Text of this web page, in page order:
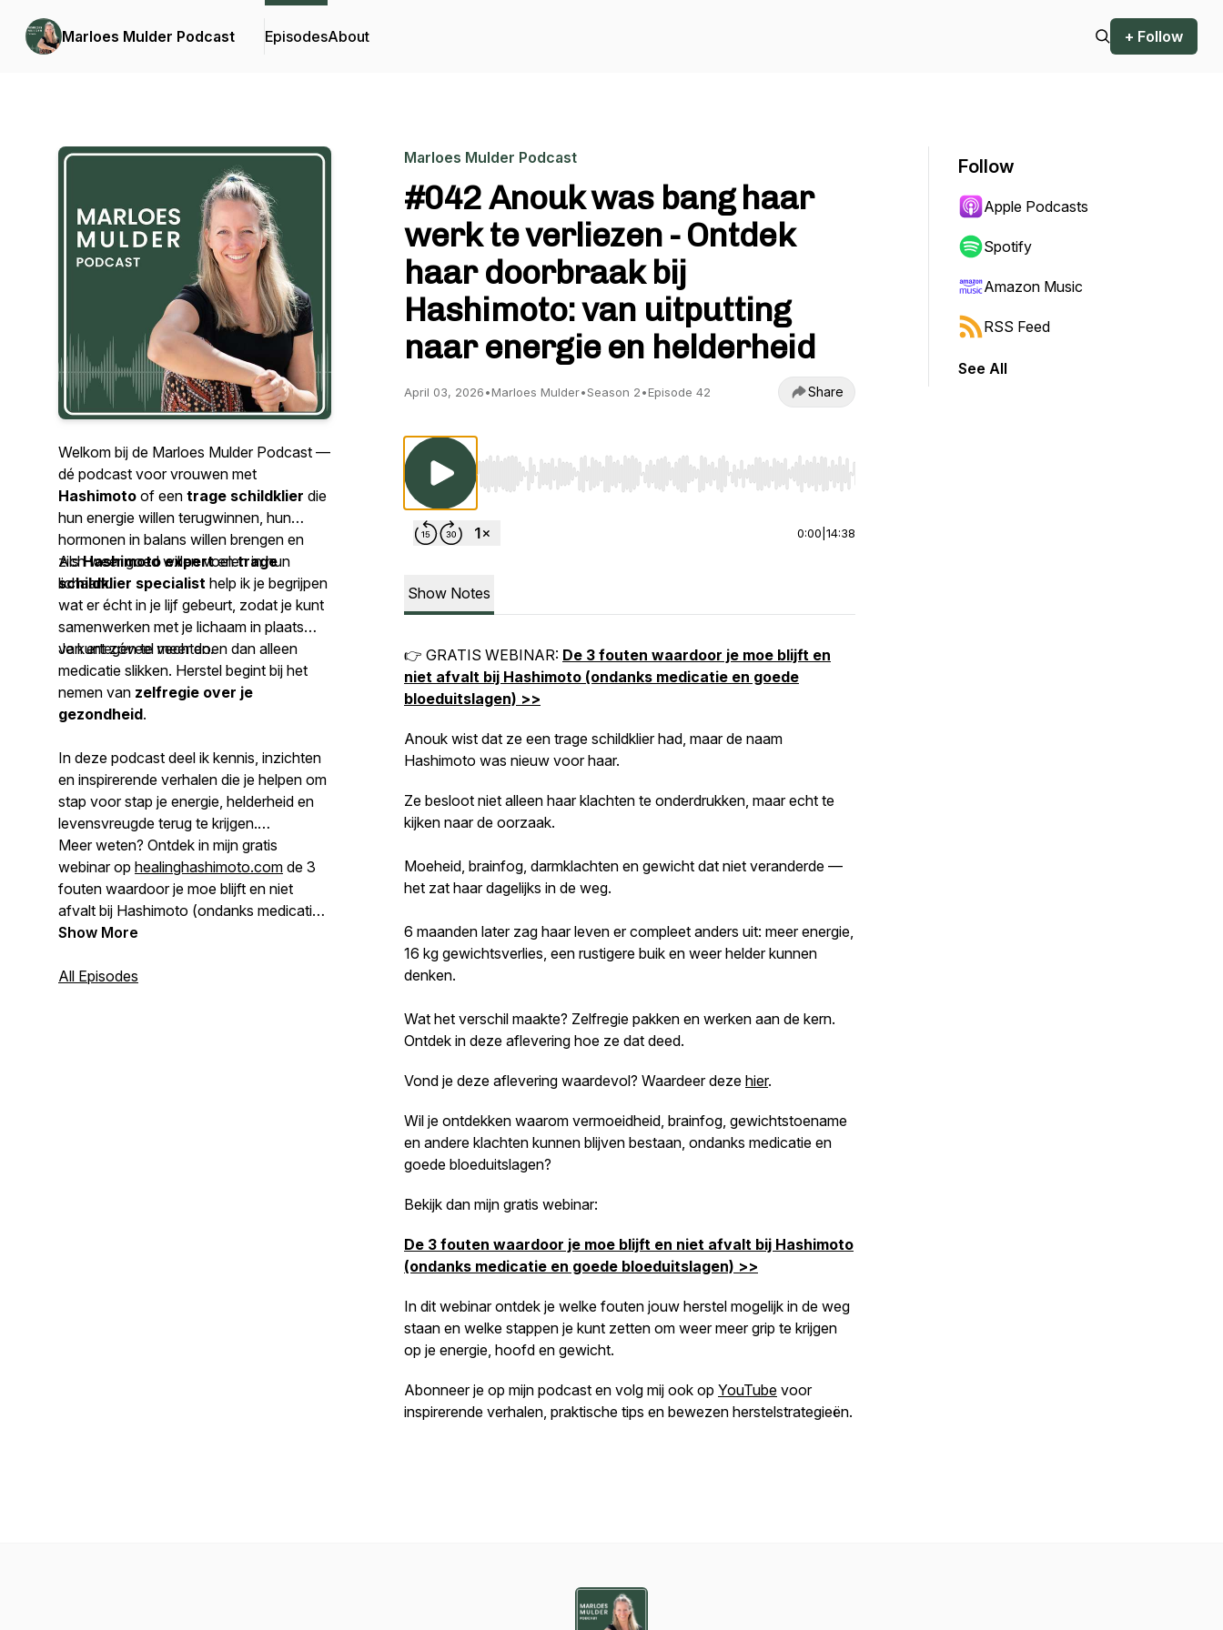
Marloes Mulder Podcast EpisodesAbout + Follow
Welkom bij de Marloes Mulder Podcast —
dé podcast voor vrouwen met
Hashimoto of een trage schildklier die
hun energie willen terugwinnen, hun
hormonen in balans willen brengen en
zich weer goed willen voelen in hun
lichaam.
AlsHashimoto expertentrage
schildklier specialist help ik je begrijpen
wat er écht in je lijf gebeurt, zodat je kunt
samenwerken met je lichaam in plaats
van ertegen te vechten.
Je kunt zóveel meer doen dan alleen
medicatie slikken. Herstel begint bij het
nemen van zelfregie over je
gezondheid.
In deze podcast deel ik kennis, inzichten
en inspirerende verhalen die je helpen om
stap voor stap je energie, helderheid en
levensvreugde terug te krijgen.
Meer weten? Ontdek in mijn gratis
webinar op healinghashimoto.com de 3
fouten waardoor je moe blijft en niet
afvalt bij Hashimoto (ondanks medicatie
en goede bloeduitslagen).
Show More
All Episodes
Marloes Mulder Podcast
#042 Anouk was bang haar
werk te verliezen - Ontdek
haar doorbraak bij
Hashimoto: van uitputting
naar energie en helderheid
April 03, 2026•Marloes Mulder•Season 2•Episode 42 Share
Use Left/Right to seek, Home/End to jump to start or end. Hold shift to jump forward or backward.
0:00 14:38
Show Notes
👉 GRATIS WEBINAR: De 3 fouten waardoor je moe blijft en
niet afvalt bij Hashimoto (ondanks medicatie en goede
bloeduitslagen) >>
Anouk wist dat ze een trage schildklier had, maar de naam
Hashimoto was nieuw voor haar.
Ze besloot niet alleen haar klachten te onderdrukken, maar echt te
kijken naar de oorzaak.
Moeheid, brainfog, darmklachten en gewicht dat niet veranderde —
het zat haar dagelijks in de weg.
6 maanden later zag haar leven er compleet anders uit: meer energie,
16 kg gewichtsverlies, een rustigere buik en weer helder kunnen
denken.
Wat het verschil maakte? Zelfregie pakken en werken aan de kern.
Ontdek in deze aflevering hoe ze dat deed.
Vond je deze aflevering waardevol? Waardeer deze hier.
Wil je ontdekken waarom vermoeidheid, brainfog, gewichtstoename
en andere klachten kunnen blijven bestaan, ondanks medicatie en
goede bloeduitslagen?
Bekijk dan mijn gratis webinar:
De 3 fouten waardoor je moe blijft en niet afvalt bij Hashimoto
(ondanks medicatie en goede bloeduitslagen) >>
In dit webinar ontdek je welke fouten jouw herstel mogelijk in de weg
staan en welke stappen je kunt zetten om weer meer grip te krijgen
op je energie, hoofd en gewicht.
Abonneer je op mijn podcast en volg mij ook op YouTube voor
inspirerende verhalen, praktische tips en bewezen herstelstrategieën.
Follow
Apple Podcasts
Spotify
Amazon Music
RSS Feed
See All